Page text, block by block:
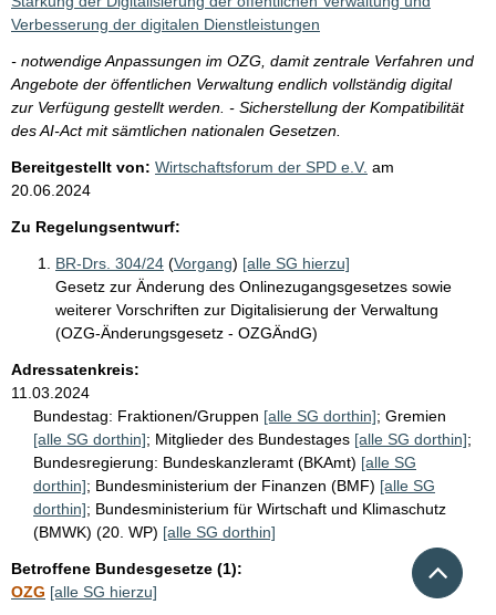
Verbesserung der digitalen Dienstleistungen
- notwendige Anpassungen im OZG, damit zentrale Verfahren und
Angebote der öffentlichen Verwaltung endlich vollständig digital
zur Verfügung gestellt werden. - Sicherstellung der Kompatibilität
des AI-Act mit sämtlichen nationalen Gesetzen.
Bereitgestellt von: Wirtschaftsforum der SPD e.V. am
20.06.2024
Zu Regelungsentwurf:
BR-Drs. 304/24 (Vorgang) [alle SG hierzu]
Gesetz zur Änderung des Onlinezugangsgesetzes sowie
weiterer Vorschriften zur Digitalisierung der Verwaltung
(OZG-Änderungsgesetz - OZGÄndG)
Adressatenkreis:
11.03.2024
Bundestag: Fraktionen/Gruppen [alle SG dorthin]; Gremien
[alle SG dorthin]; Mitglieder des Bundestages [alle SG dorthin];
Bundesregierung: Bundeskanzleramt (BKAmt) [alle SG
dorthin]; Bundesministerium der Finanzen (BMF) [alle SG
dorthin]; Bundesministerium für Wirtschaft und Klimaschutz
(BMWK) (20. WP) [alle SG dorthin]
Betroffene Bundesgesetze (1):
OZG [alle SG hierzu]